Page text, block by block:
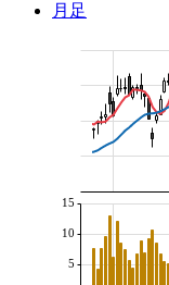
月足
5
10
15